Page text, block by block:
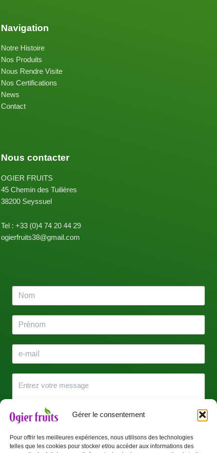
Gérer le consentement
Pour offrir les meilleures expériences, nous utilisons des technologies
telles que les cookies pour stocker et/ou accéder aux informations des
Navigation
Notre Histoire
Nos Produits
Nous Rendre Visite
Nos Certifications
News
Contact
Nous contacter
OGIER FRUITS
45 Chemin des Tuilières
38200 Seyssuel
Tel : +33 (0)4 74 20 44 29
ogierfruits38@gmail.com
J’accepte que mes données soient utilisées pour être